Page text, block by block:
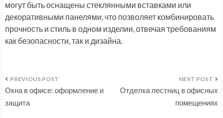
могут быть оснащены стеклянными вставками или
декоративными панелями, что позволяет комбинировать
прочность и стиль в одном изделии, отвечая требованиям
как безопасности, так и дизайна.
Навигация
по
Окна в офисе: оформление и
защита
Отделка лестниц в офисных
помещениях